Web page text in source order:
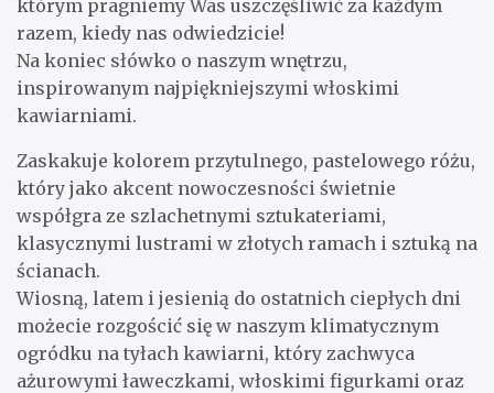
którym pragniemy Was uszczęśliwić za każdym
razem, kiedy nas odwiedzicie!
Na koniec słówko o naszym wnętrzu,
inspirowanym najpiękniejszymi włoskimi
kawiarniami.
Zaskakuje kolorem przytulnego, pastelowego różu,
który jako akcent nowoczesności świetnie
współgra ze szlachetnymi sztukateriami,
klasycznymi lustrami w złotych ramach i sztuką na
ścianach.
Wiosną, latem i jesienią do ostatnich ciepłych dni
możecie rozgościć się w naszym klimatycznym
ogródku na tyłach kawiarni, który zachwyca
ażurowymi ławeczkami, włoskimi figurkami oraz